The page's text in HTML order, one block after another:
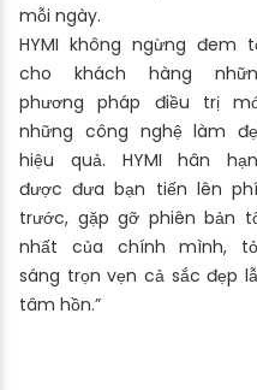
mỗi ngày.
HYMI không ngừng đem
cho khách hàng
phương pháp điều trị
những công nghệ làm
hiệu quả. HYMI hân
được đưa bạn tiến lên
trước, gặp gỡ phiên bản
nhất của chính mình,
sáng trọn vẹn cả sắc đẹp
tâm hồn.”